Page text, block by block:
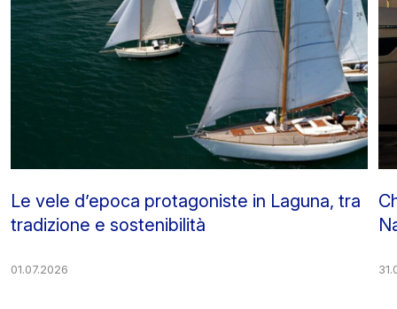
Le vele d’epoca protagoniste in Laguna, tra
tradizione e sostenibilità
01.07.2026